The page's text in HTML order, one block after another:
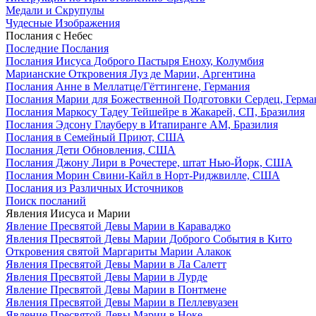
Медали и Скрупулы
Чудесные Изображения
Послания с Небес
Последние Послания
Послания Иисуса Доброго Пастыря Еноху, Колумбия
Марианские Откровения Луз де Марии, Аргентина
Послания Анне в Меллатце/Гёттингене, Германия
Послания Марии для Божественной Подготовки Сердец,
Послания Маркосу Тадеу Тейшейре в Жакарей, СП, Бразилия
Послания Эдсону Глауберу в Итапиранге AM, Бразилия
Послания в Семейный Приют, США
Послания Дети Обновления, США
Послания Джону Лири в Рочестере, штат Нью-Йорк, США
Послания Морин Свини-Кайл в Норт-Риджвилле, США
Послания из Различных Источников
Поиск посланий
Явления Иисуса и Марии
Явление Пресвятой Девы Марии в Караваджо
Явления Пресвятой Девы Марии Доброго События в Кито
Откровения святой Маргариты Марии Алакок
Явления Пресвятой Девы Марии в Ла Салетт
Явления Пресвятой Девы Марии в Лурде
Явление Пресвятой Девы Марии в Понтмене
Явления Пресвятой Девы Марии в Пеллевуазен